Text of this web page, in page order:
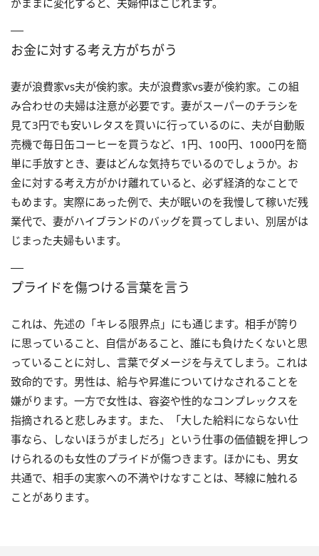
がままに変化すると、夫婦仲はこじれます。
お金に対する考え方がちがう
妻が浪費家vs夫が倹約家。夫が浪費家vs妻が倹約家。この組
み合わせの夫婦は注意が必要です。妻がスーパーのチラシを
見て3円でも安いレタスを買いに行っているのに、夫が自動販
売機で毎日缶コーヒーを買うなど、1円、100円、1000円を簡
単に手放すとき、妻はどんな気持ちでいるのでしょうか。お
金に対する考え方がかけ離れていると、必ず経済的なことで
もめます。実際にあった例で、夫が眠いのを我慢して稼いだ残
業代で、妻がハイブランドのバッグを買ってしまい、別居がは
じまった夫婦もいます。
プライドを傷つける言葉を言う
これは、先述の「キレる限界点」にも通じます。相手が誇り
に思っていること、自信があること、誰にも負けたくないと思
っていることに対し、言葉でダメージを与えてしまう。これは
致命的です。男性は、給与や昇進についてけなされることを
嫌がります。一方で女性は、容姿や性的なコンプレックスを
指摘されると悲しみます。また、「大した給料にならない仕
事なら、しないほうがましだろ」という仕事の価値観を押しつ
けられるのも女性のプライドが傷つきます。ほかにも、男女
共通で、相手の実家への不満やけなすことは、琴線に触れる
ことがあります。